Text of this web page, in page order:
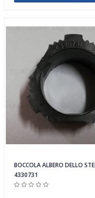
BOCCOLA ALBERO DELLO
4330731